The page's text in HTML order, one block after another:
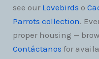
see our Lovebirds o
Parrots collection.
proper housing —
Contáctanos for